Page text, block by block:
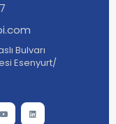
Bulvarı
Esenyurt/